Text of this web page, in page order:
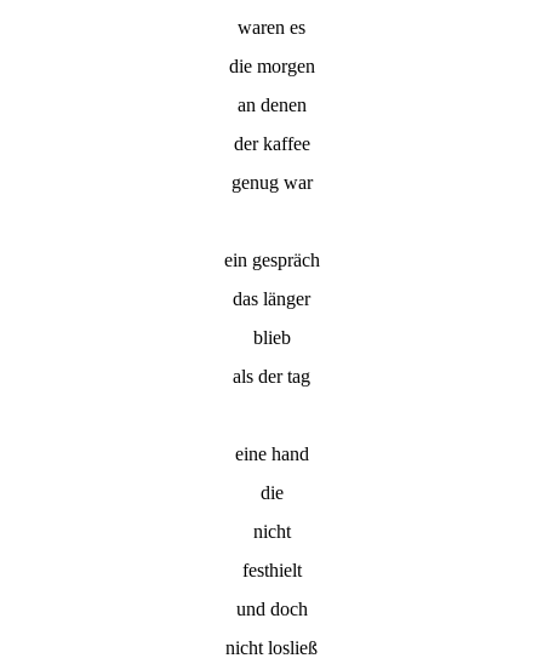
waren es
die morgen
an denen
der kaffee
genug war
ein gespräch
das länger
blieb
als der tag
eine hand
die
nicht
festhielt
und doch
nicht losließ